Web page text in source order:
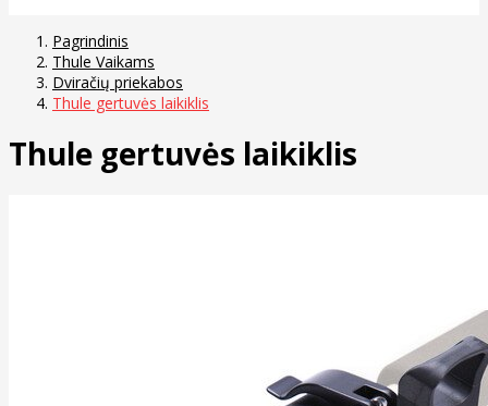
Pagrindinis
Thule Vaikams
Dviračių priekabos
Thule gertuvės laikiklis
Thule gertuvės laikiklis